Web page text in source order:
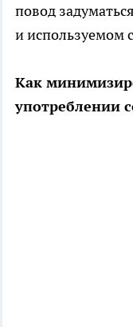
повод
и используемом
Как
употреблении